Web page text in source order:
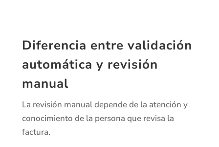
Diferencia entre validación
automática y revisión
manual
La revisión manual depende de la atención y
conocimiento de la persona que revisa la
factura.